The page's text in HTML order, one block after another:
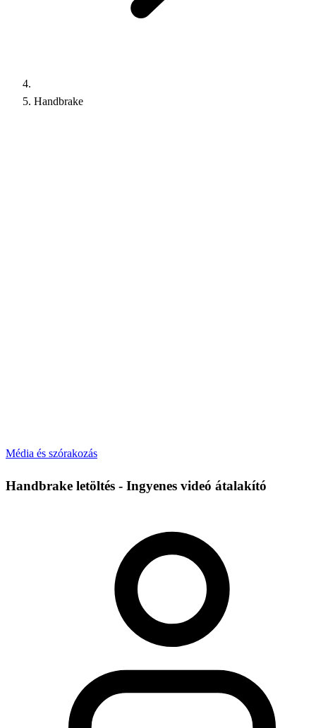
Handbrake
Média és szórakozás
Handbrake letöltés - Ingyenes videó átalakító